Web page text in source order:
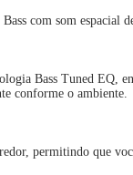
com som espacial
Bass Tuned EQ,
conforme o ambiente.
permitindo que